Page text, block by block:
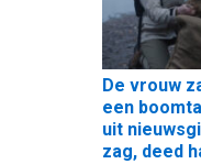
De vrouw
een
uit
zag, deed